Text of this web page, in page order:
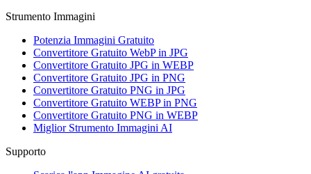
Strumento Immagini
Potenzia Immagini Gratuito
Convertitore Gratuito WebP in JPG
Convertitore Gratuito JPG in WEBP
Convertitore Gratuito JPG in PNG
Convertitore Gratuito PNG in JPG
Convertitore Gratuito WEBP in PNG
Convertitore Gratuito PNG in WEBP
Miglior Strumento Immagini AI
Supporto